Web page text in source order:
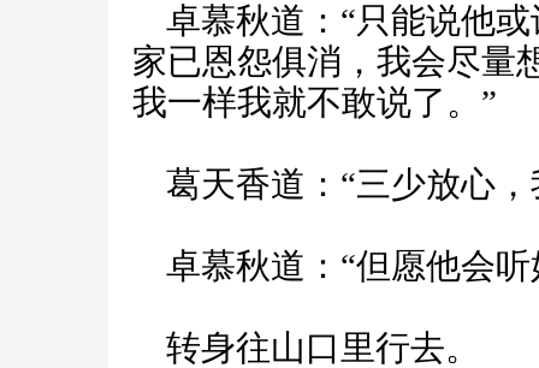
卓慕秋道：“只能说他
家已恩怨俱消，我会尽量
我一样我就不敢说了。”
葛天香道：“三少放心，
卓慕秋道：“但愿他会听
转身往山口里行去。